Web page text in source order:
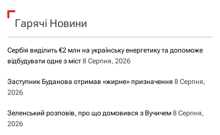
к
Гарячі Новини
Сербія виділить €2 млн на українську енергетику та допоможе
відбудувати одне з міст8 Серпня, 2026
Заступник Буданова отримав «жирне» призначення 8 Серпня,
2026
Зеленський розповів, про що домовився з Вучичем8 Серпня,
2026